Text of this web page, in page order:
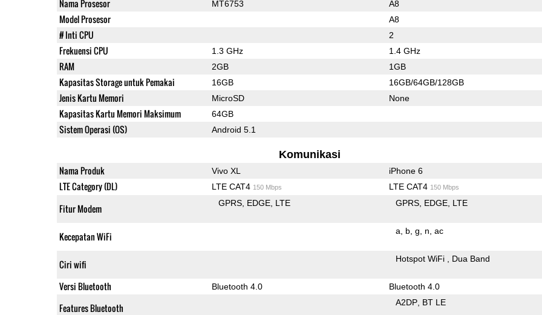
Nama Prosesor MT6753 A8
Model Prosesor A8
# Inti CPU 2
Frekuensi CPU 1.3 GHz 1.4 GHz
RAM 2GB 1GB
Kapasitas Storage untuk Pemakai 16GB 16GB/64GB/128GB
Jenis Kartu Memori MicroSD None
Kapasitas Kartu Memori Maksimum 64GB
Sistem Operasi (OS) Android 5.1
Komunikasi
Nama Produk Vivo XL iPhone 6
LTE Category (DL) LTE CAT4 150 Mbps LTE CAT4 150 Mbps
Fitur Modem GPRS EDGE LTE GPRS EDGE LTE
Kecepatan WiFi a b g n ac
Ciri wifi Hotspot WiFi Dua Band
Versi Bluetooth Bluetooth 4.0 Bluetooth 4.0
Features Bluetooth A2DP BT LE